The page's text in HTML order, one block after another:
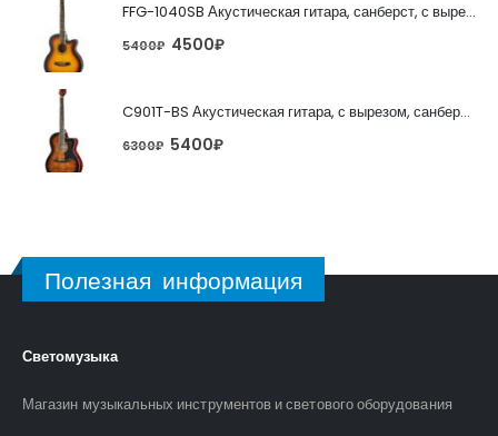
FFG-1040SB Акустическая гитара, санберст, с вырезом, Foix
5400₽ 4500₽
C901T-BS Акустическая гитара, с вырезом, санберст, Caraya
6300₽ 5400₽
Полезная информация
Светомузыка
Магазин музыкальных инструментов и светового оборудования